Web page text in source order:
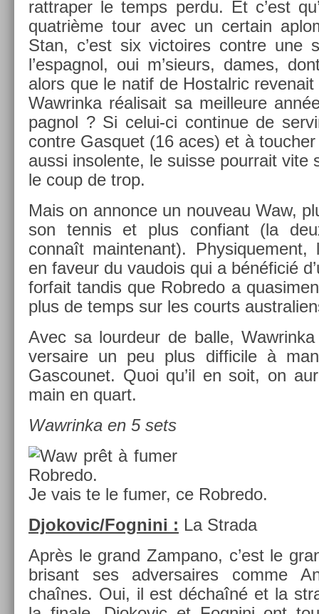
rattrap­er le temps perdu. Et c’est
quat­rième tour avec un cer­tain
Stan, c’est six vic­toires con­tre une
l’es­pagnol, oui m’sieurs, dames,
alors que le natif de Hos­talric
Waw­rinka réalisait sa meil­leure
pagnol ? Si celui-ci con­tinue de
con­tre Gas­quet (16 aces) et à
aussi in­solen­te, le suis­se pour­rait vite
le coup de trop.
Mais on an­non­ce un nouveau Waw,
son ten­nis et plus con­fiant (la
connaît main­tenant). Physique­ment,
en faveur du vaudois qui a bénéficié
for­fait tan­dis que Rob­redo a
plus de temps sur les co­urts
Avec sa lour­deur de balle,
versaire un peu plus dif­ficile à
Gas­counet. Quoi qu’il en soit, on
main en quart.
Waw­rinka en 5 sets
Je vais te le fumer, ce Rob­redo.
Djokovic/Fog­nini : La Strada
Après le grand Zam­pano, c’est le
brisant ses ad­versaires comme
chaînes. Oui, il est déchaîné et la